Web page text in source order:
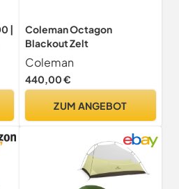
|
Coleman Octagon
Blackout Zelt
Coleman
440,00 €
ZUM ANGEBOT